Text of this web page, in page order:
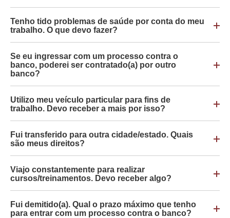
Tenho tido problemas de saúde por conta do meu
trabalho. O que devo fazer?
Se eu ingressar com um processo contra o
banco, poderei ser contratado(a) por outro
banco?
Utilizo meu veículo particular para fins de
trabalho. Devo receber a mais por isso?
Fui transferido para outra cidade/estado. Quais
são meus direitos?
Viajo constantemente para realizar
cursos/treinamentos. Devo receber algo?
Fui demitido(a). Qual o prazo máximo que tenho
para entrar com um processo contra o banco?